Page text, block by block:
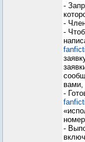
-
-
-
вами,
-
-